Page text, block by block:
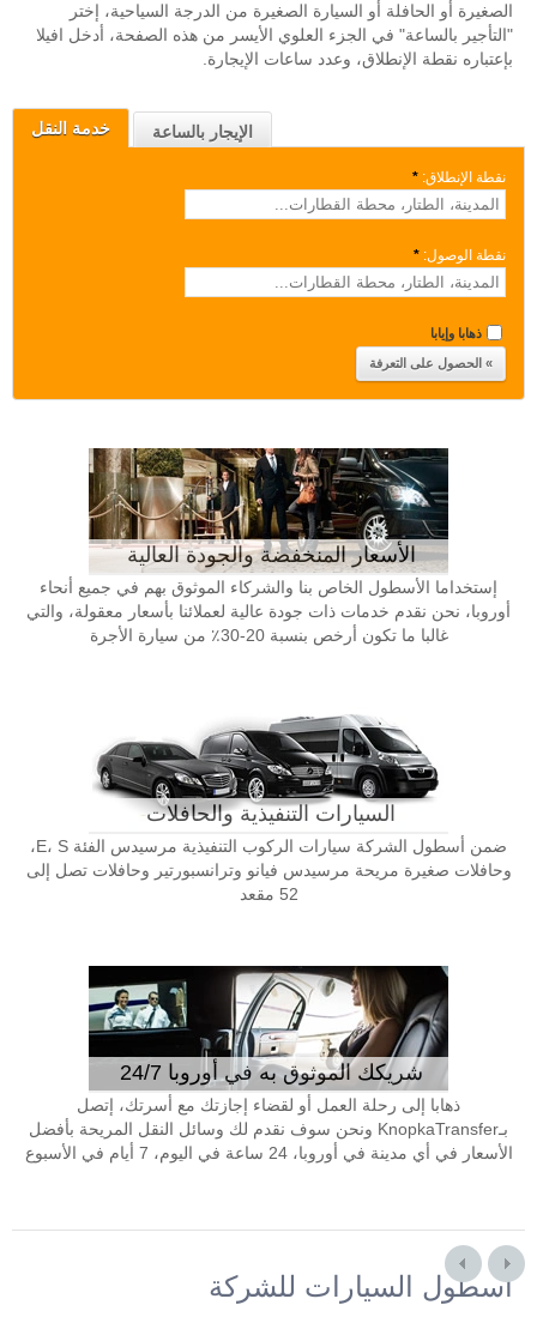
خدمة النقل الإيجار بالساعة
نقطة الإنطلاق: *
نقطة الوصول: *
ذهابا وإيابا
الأسعار المنخفضة والجودة العالية
إستخداما الأسطول الخاص بنا والشركاء الموثوق بهم في جميع أنحاء
أوروبا، نحن نقدم خدمات ذات جودة عالية لعملائنا بأسعار معقولة، والتي
غالبا ما تكون أرخص بنسبة 20-30٪ من سيارة الأجرة
السيارات التنفيذية والحافلات
ضمن أسطول الشركة سيارات الركوب التنفيذية مرسيدس الفئة E، S،
وحافلات صغيرة مريحة مرسيدس فيانو وترانسبورتير وحافلات تصل إلى
52 مقعد
شريكك الموثوق به في أوروبا 24/7
ذهابا إلى رحلة العمل أو لقضاء إجازتك مع أسرتك، إتصل
بـKnopkaTransfer ونحن سوف نقدم لك وسائل النقل المريحة بأفضل
الأسعار في أي مدينة في أوروبا، 24 ساعة في اليوم، 7 أيام في الأسبوع
الصغيرة أو الحافلة أو السيارة الصغيرة من الدرجة السياحية، إختر
"التأجير بالساعة" في الجزء العلوي الأيسر من هذه الصفحة، أدخل افيلا
بإعتباره نقطة الإنطلاق، وعدد ساعات الإيجارة.
أسطول السيارات للشركة